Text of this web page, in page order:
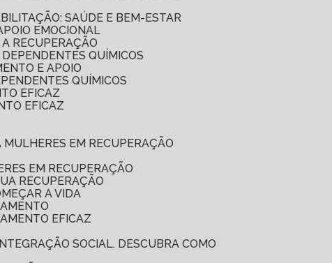
SAÚDE E BEM-ESTAR
EMOCIONAL
RECUPERAÇÃO
QUÍMICOS
E APOIO
QUÍMICOS
EFICAZ
EFICAZ
MULHERES EM RECUPERAÇÃO
EM RECUPERAÇÃO
RECUPERAÇÃO
A VIDA
EFICAZ